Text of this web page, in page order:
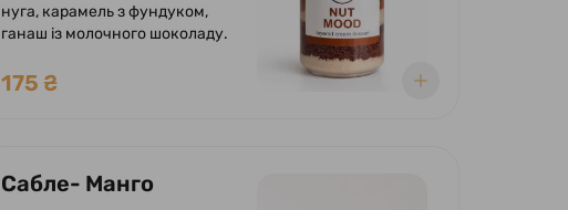
нуга, карамель з фундуком,
ганаш із молочного шоколаду.
175 ₴
Сабле- Манго